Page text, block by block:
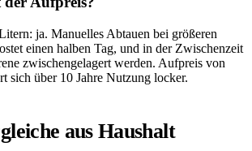
ja. Manuelles Abtauen bei größeren
einen halben Tag, und in der Zwischenzeit
zwischengelagert werden. Aufpreis von
sich über 10 Jahre Nutzung locker.
aus Haushalt